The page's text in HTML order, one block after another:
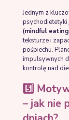
Jednym z
psychodietetyki
(mindful
teksturze i
pośpiechu.
impulsywnych
kontrolę nad
5️⃣
– jak nie